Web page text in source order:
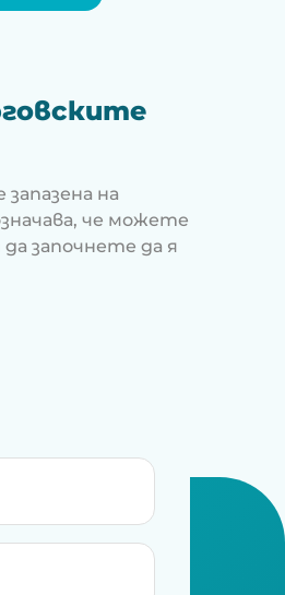
на
че можете
започнете да я
марки